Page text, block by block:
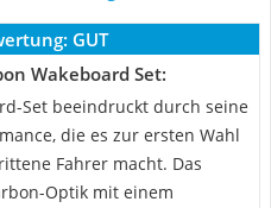
GUT
Wakeboard Set:
Set beeindruckt durch seine
die es zur ersten Wahl
Fahrer macht. Das
Optik mit einem